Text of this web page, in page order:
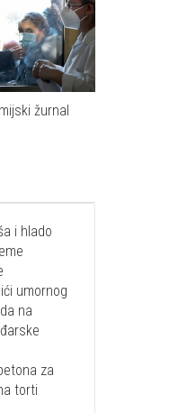
žurnal
i hlado
umornog
na
za
torti